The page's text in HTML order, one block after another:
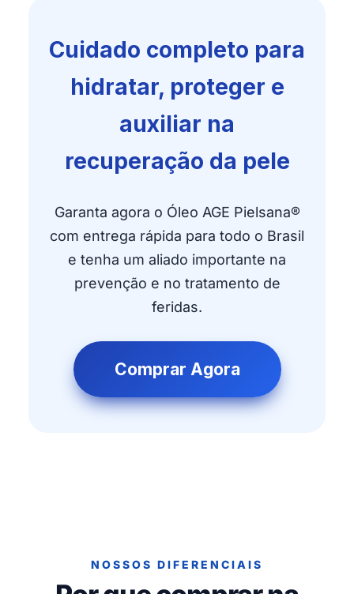
Cuidado completo para
hidratar, proteger e
auxiliar na
recuperação da pele
Garanta agora o Óleo AGE Pielsana®
com entrega rápida para todo o Brasil
e tenha um aliado importante na
prevenção e no tratamento de
feridas.
Comprar Agora
NOSSOS DIFERENCIAIS